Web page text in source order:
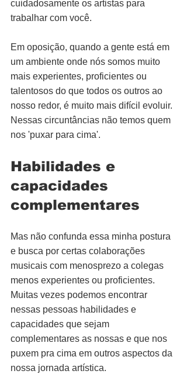
cuidadosamente os artistas para
trabalhar com você.
Em oposição, quando a gente está em
um ambiente onde nós somos muito
mais experientes, proficientes ou
talentosos do que todos os outros ao
nosso redor, é muito mais difícil evoluir.
Nessas circuntâncias não temos quem
nos 'puxar para cima'.
Habilidades e
capacidades
complementares
Mas não confunda essa minha postura
e busca por certas colaborações
musicais com menosprezo a colegas
menos experientes ou proficientes.
Muitas vezes podemos encontrar
nessas pessoas habilidades e
capacidades que sejam
complementares as nossas e que nos
puxem pra cima em outros aspectos da
nossa jornada artística.